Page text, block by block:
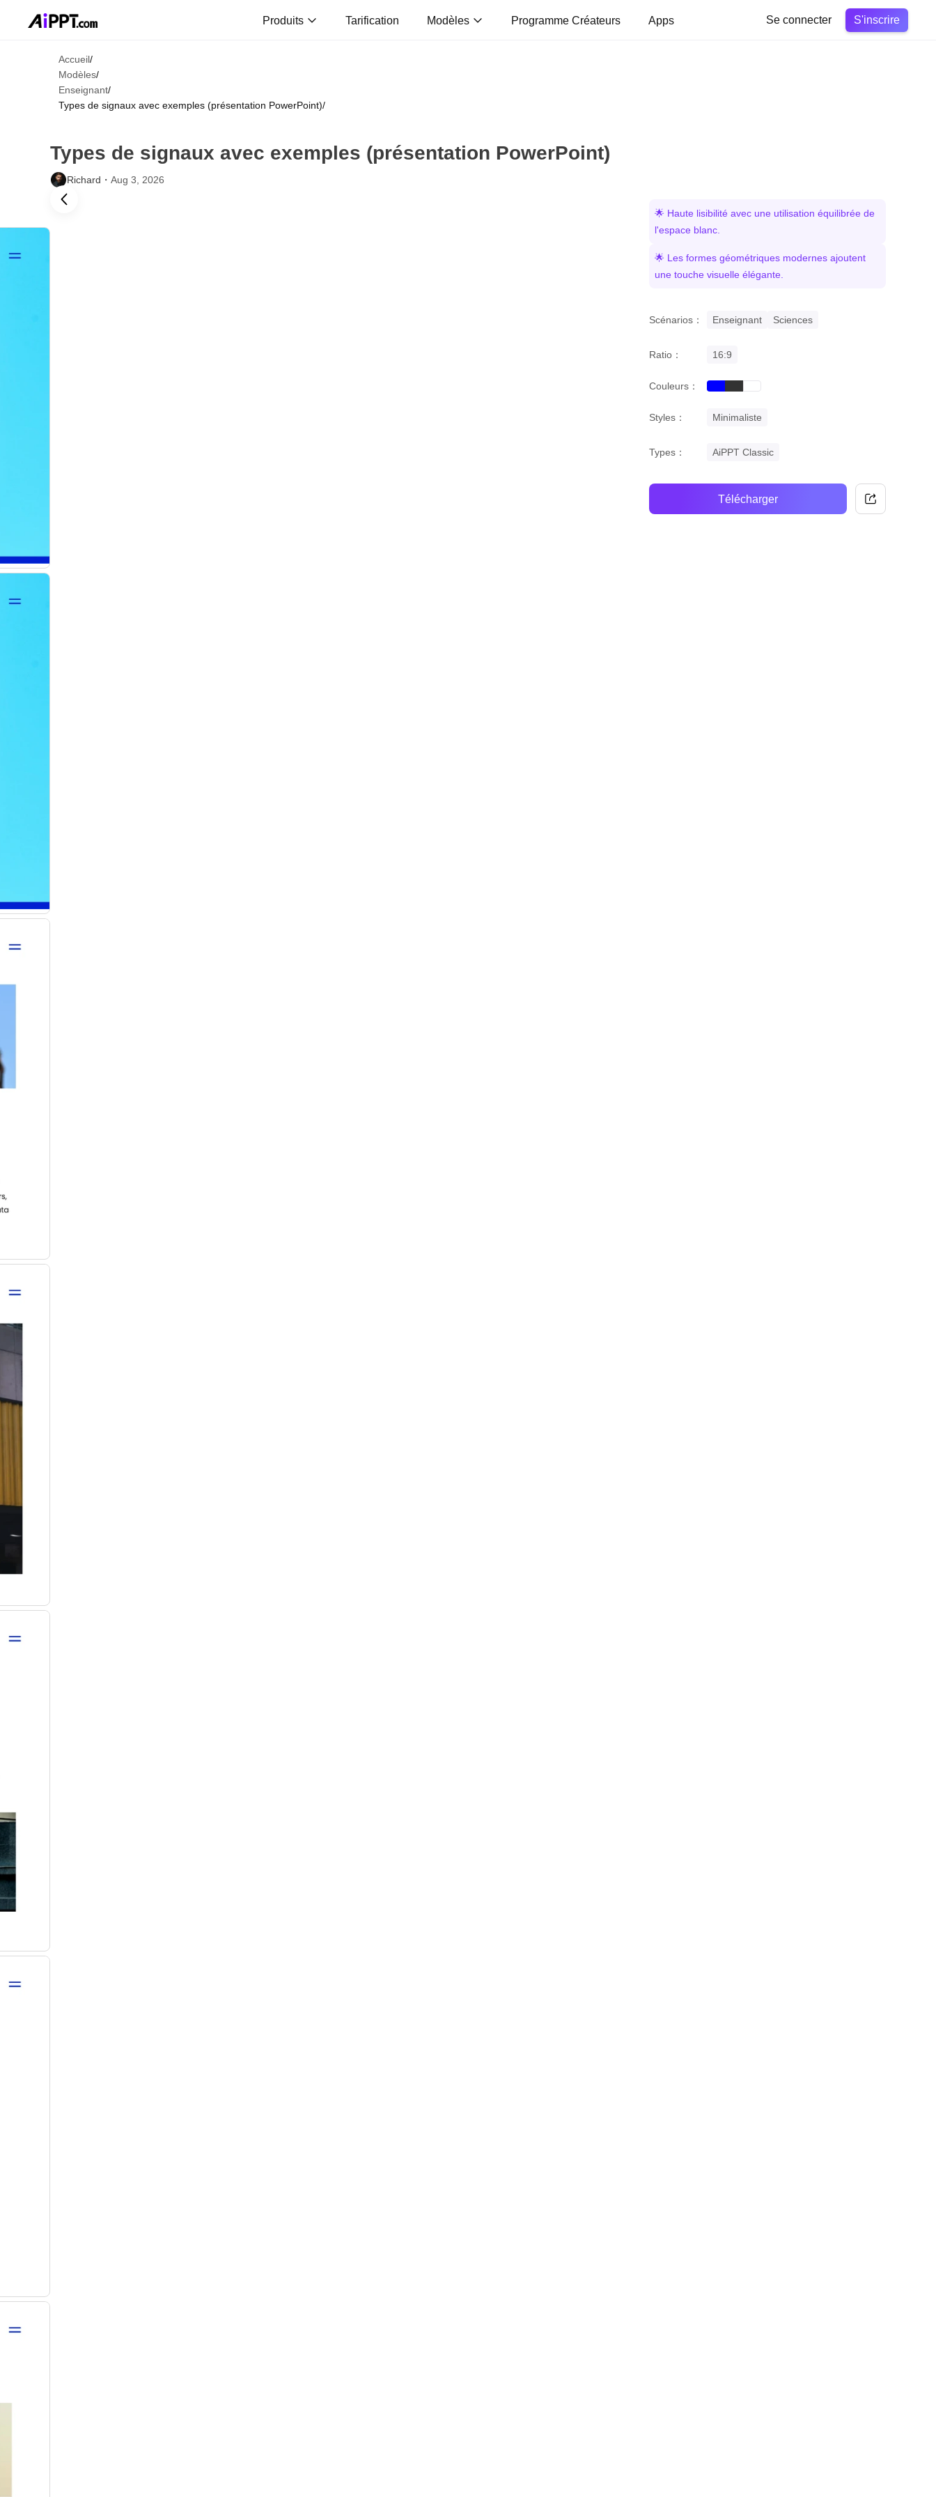
Produits Tarification Modèles Programme Créateurs Apps Se connecter S'inscrire
Accueil/
Modèles/
Enseignant/
Types de signaux avec exemples (présentation PowerPoint)/
Types de signaux avec exemples (présentation PowerPoint)
Richard・ Aug 3, 2026
🌟 Haute lisibilité avec une utilisation équilibrée de
l'espace blanc.
🌟 Les formes géométriques modernes ajoutent
une touche visuelle élégante.
Scénarios： Enseignant Sciences
Ratio： 16:9
Couleurs： blueblackwhite
Styles： Minimaliste
Types： AiPPT Classic
Télécharger